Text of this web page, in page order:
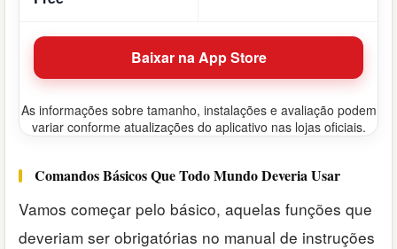
Baixar na App Store
As informações sobre tamanho, instalações e avaliação podem
variar conforme atualizações do aplicativo nas lojas oficiais.
Comandos Básicos Que Todo Mundo Deveria Usar
Vamos começar pelo básico, aquelas funções que
deveriam ser obrigatórias no manual de instruções